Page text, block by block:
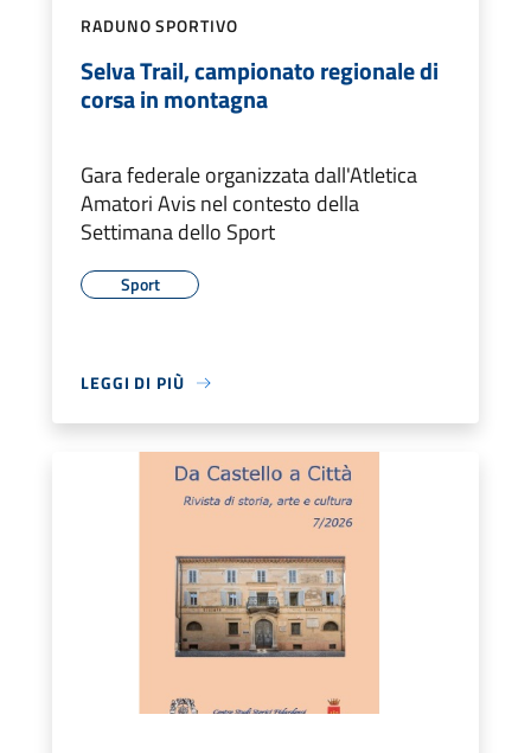
RADUNO SPORTIVO
Selva Trail, campionato regionale di
corsa in montagna
Gara federale organizzata dall'Atletica
Amatori Avis nel contesto della
Settimana dello Sport
Sport
LEGGI DI PIÙ